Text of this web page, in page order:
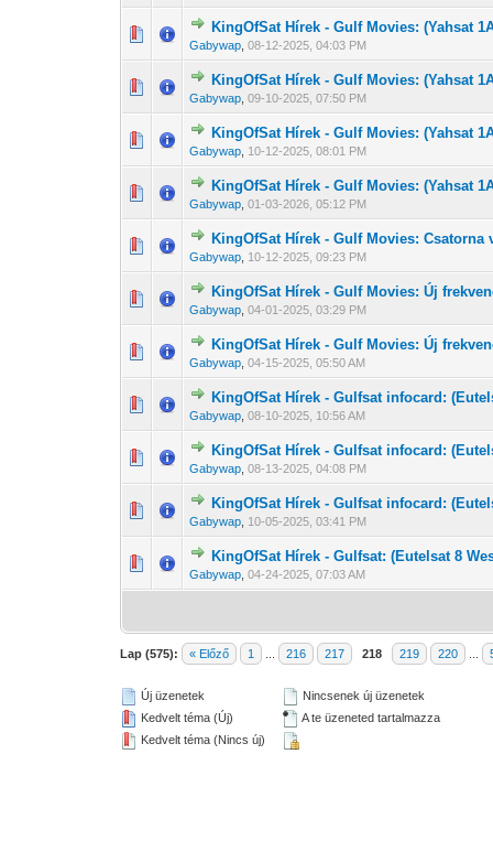
KingOfSat Hírek - Gulf Movies: (Yahsat
Gabywap ,08-12-2025, 04:03 PM
0 Szavazat - 01
KingOfSat Hírek - Gulf Movies: (Yahsat
Gabywap ,09-10-2025, 07:50 PM
0 Szavazat - 01
KingOfSat Hírek - Gulf Movies: (Yahsat
Gabywap 10-12-2025, 08:01 PM
0 Szavazat - 01
KingOfSat Hírek - Gulf Movies: (Yahsat
Gabywap ,01-03-2026, 05:12 PM
0 Szavazat - 01
KingOfSat Hírek - Gulf Movies: Csatorna
Gabywap 10-12-2025, 09:23 PM
0 Szavazat - 01
KingOfSat Hírek - Gulf Movies: Új
Gabywap ,04-01-2025, 03:29 PM
0 Szavazat - 01
KingOfSat Hírek - Gulf Movies: Új
Gabywap ,04-15-2025, 05:50 AM
0 Szavazat - 01
KingOfSat Hírek - Gulfsat infocard:
Gabywap ,08-10-2025, 10:56 AM
0 Szavazat - 01
KingOfSat Hírek - Gulfsat infocard:
Gabywap ,08-13-2025, 04:08 PM
0 Szavazat - 01
KingOfSat Hírek - Gulfsat infocard:
Gabywap 10-05-2025, 03:41 PM
0 Szavazat - 01
KingOfSat Hírek - Gulfsat: (Eutelsat 8
Gabywap ,04-24-2025, 07:03 AM
0 Szavazat - 01
Lap (575): « Előző 1 216 217 218 219 220
Új üzenetek
Kedvelt téma (Új)
Kedvelt téma (Nincs új)
Nincsenek új üzenetek
A te üzeneted tartalmazza